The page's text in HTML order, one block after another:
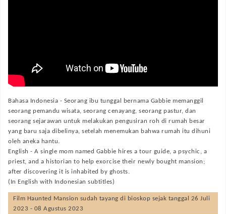
Bahasa Indonesia - Seorang ibu tunggal bernama Gabbie memanggil
seorang pemandu wisata, seorang cenayang, seorang pastur, dan
seorang sejarawan untuk melakukan pengusiran roh di rumah besar
yang baru saja dibelinya, setelah menemukan bahwa rumah itu dihuni
oleh aneka hantu.
English - A single mom named Gabbie hires a tour guide, a psychic, a
priest, and a historian to help exorcise their newly bought mansion;
after discovering it is inhabited by ghosts.
(In English with Indonesian subtitles)
Film Haunted Mansion sudah tayang di bioskop sejak tanggal 26 Juli
2023 - 08 Agustus 2023